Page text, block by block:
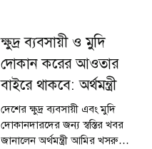
ক্ষুদ্র ব্যবসায়ী ও মুদি
দোকান করের আওতার
বাইরে থাকবে: অর্থমন্ত্রী
দেশের ক্ষুদ্র ব্যবসায়ী এবং মুদি
দোকানদারদের জন্য স্বস্তির খবর
জানালেন অর্থমন্ত্রী আমির খসরু